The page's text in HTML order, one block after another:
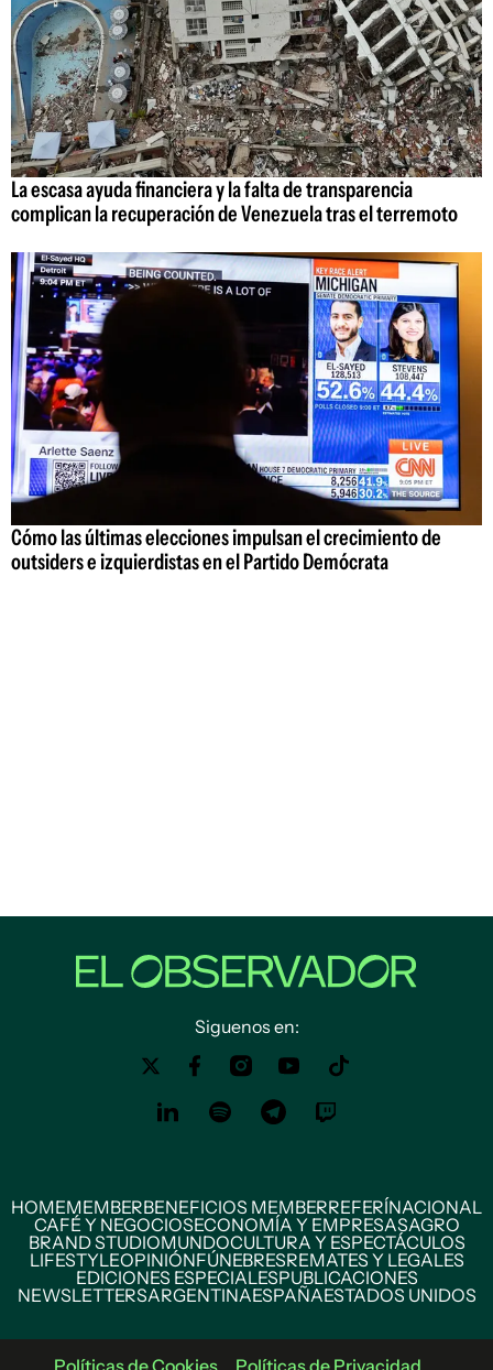
La escasa ayuda financiera y la falta de transparencia
complican la recuperación de Venezuela tras el terremoto
Cómo las últimas elecciones impulsan el crecimiento de
outsiders e izquierdistas en el Partido Demócrata
Siguenos en:
HOMEMEMBERBENEFICIOS MEMBERREFERÍNACIONAL
CAFÉ Y NEGOCIOSECONOMÍA Y EMPRESASAGRO
BRAND STUDIOMUNDOCULTURA Y ESPECTÁCULOS
LIFESTYLEOPINIÓNFÚNEBRESREMATES Y LEGALES
EDICIONES ESPECIALESPUBLICACIONES
NEWSLETTERSARGENTINAESPAÑAESTADOS UNIDOS